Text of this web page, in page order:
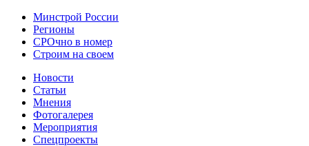
Минстрой России
Регионы
СРОчно в номер
Строим на своем
Новости
Статьи
Мнения
Фотогалерея
Мероприятия
Спецпроекты